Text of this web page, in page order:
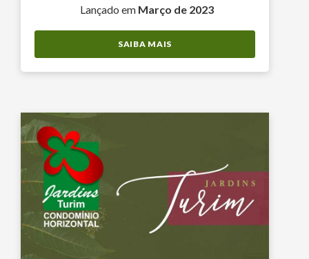
Lançado em Março de 2023
SAIBA MAIS